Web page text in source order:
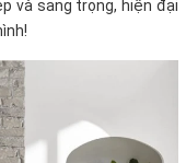
và sang trọng, hiện đại